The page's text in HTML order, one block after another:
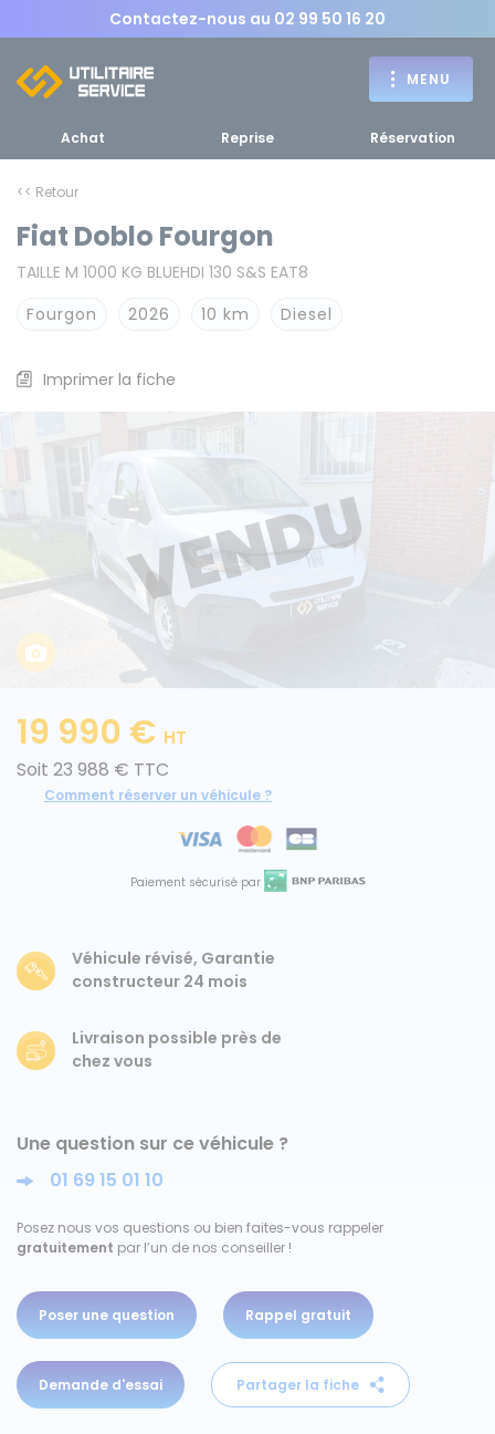
Contactez-nous au 02 99 50 16 20
MENU
MENU
Achat
d'un utilitaire
Fourgons Camionnettes
Caisses grands volumes Frigorifiques
Minibus
Fiat
Ford
Iveco
Nissan
Peugeot
Renault
Volkswagen
RETOUR MENU
Achat Reprise Réservation
<< Retour
Fiat Doblo Fourgon
TAILLE M 1000 KG BLUEHDI 130 S&S EAT8
Fourgon
2026 10 km Diesel
Imprimer la fiche
19 990 € HT
Soit 23 988 € TTC
Comment réserver un véhicule ?
Paiement sécurisé par
Véhicule révisé, Garantie
constructeur 24 mois
Livraison possible près de
chez vous
Une question sur ce véhicule ?
01 69 15 01 10
Posez nous vos questions ou bien faites-vous rappeler
gratuitement par l’un de nos conseiller !
Poser une question Rappel gratuit
Demande d'essai Partager la fiche